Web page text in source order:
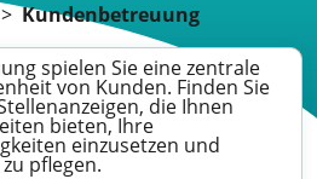
> Kundenbetreuung
spielen Sie eine zentrale
von Kunden. Finden Sie
die Ihnen
bieten, Ihre
einzusetzen und
pflegen.